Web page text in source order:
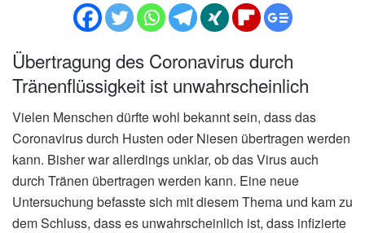
Übertragung des Coronavirus durch
Tränenflüssigkeit ist unwahrscheinlich
Vielen Menschen dürfte wohl bekannt sein, dass das
Coronavirus durch Husten oder Niesen übertragen werden
kann. Bisher war allerdings unklar, ob das Virus auch
durch Tränen übertragen werden kann. Eine neue
Untersuchung befasste sich mit diesem Thema und kam zu
dem Schluss, dass es unwahrscheinlich ist, dass infizierte